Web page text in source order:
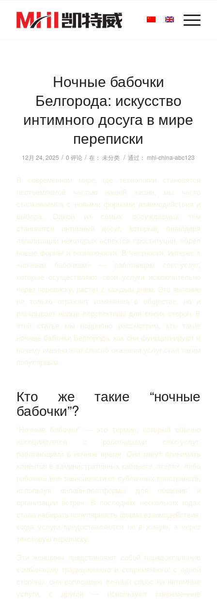
Ночные бабочки
Белгорода: искусство
интимного досуга в мире
переписки
12月 24, 2025 / 0 评论 / 在：未分类 / 通过： mhi-china-abc123
В современном мире, где технологии становятся
неотъемлемой частью нашей жизни, мы часто
сталкиваемся с новыми формами взаимодействия и
выбора. Одной из самых обсуждаемых тем
становится интимный досуг, который, благодаря
легализации некоторых аспектов проституции, обрел
новые формы и возможности. В частности, интерес к
«ночным бабочкам» — работницам секс-услуг,
которые осуществляют свои услуги исключительно
через переписку, растет с каждым днем. Это явление
не только отражает изменения в обществе, но и
раскрывает новые перспективы для обеих сторон. В
этой статье мы подробно рассмотрим, кто такие
ночные бабочки Белгорода, как они функционируют и
почему именно этот способ оказания услуг стал таким
популярным.
Кто же такие “ночные
бабочки”?
“Ночные бабочки” — это термин, который обычно
ассоциируется с работницами секс-услуг,
работающими в ночное время. Они могут принимать
клиентов в административных кабинете, отелях, либо
работать вне зависимости от публичных пространств,
используя онлайн-платформы для общения и
организации встреч. В последних нескольких годах
стала набирать популярность форма взаимодействия,
когда услуги предоставляются не в живую, а через
текстовую переписку.
Эти женщины представляют собой парадоксальную
комбинацию традиционного и современного: с одной
стороны, они воплощают вечный спрос на интимные
услуги, с другой — используют современные